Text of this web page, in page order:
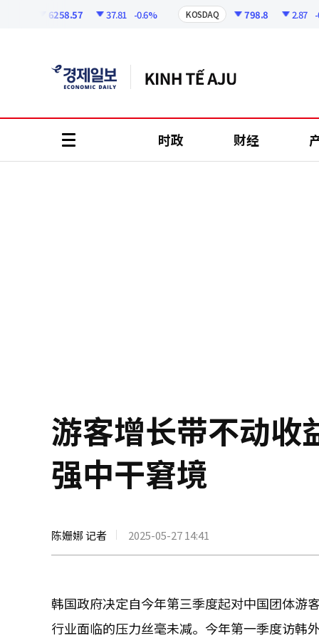
6258.57 37.81 -0.6% KOSDAQ 798.8 2.87 -
时政 财经
游客增长带不动收
强中干窘境
陈姗娜 记者 2025-05-27 14:41
韩国政府决定自今年第三季度起对中国团体游
行业面临的压力丝毫未减。今年第一季度访韩